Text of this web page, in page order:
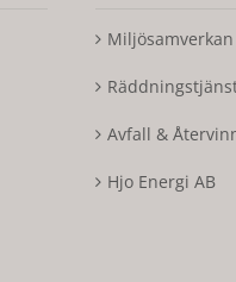
Miljösamverkan
Avfall &
Hjo Energi AB